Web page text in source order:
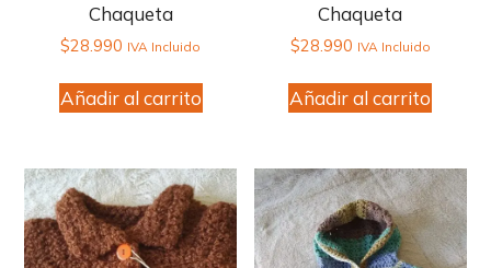
Chaqueta
$28.990 IVA Incluido
Añadir al carrito
Chaqueta
$28.990 IVA Incluido
Añadir al carrito